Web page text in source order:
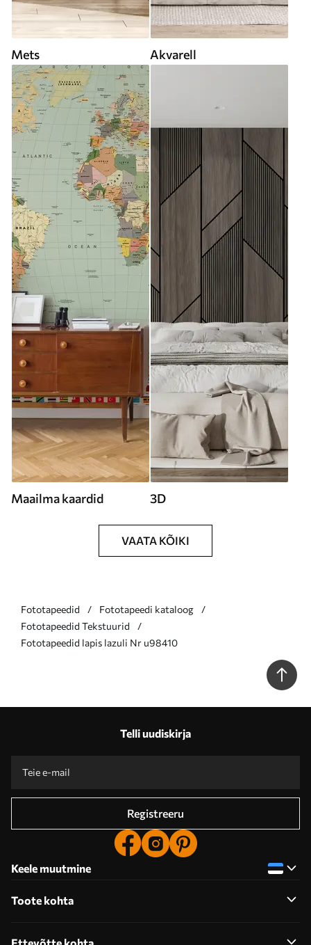
Mets Akvarell
Maailma kaardid 3D
VAATA KÕIKI
Fototapeedid
Fototapeedi kataloog
Fototapeedid Tekstuurid
Fototapeedid lapis lazuli Nr u98410
Telli uudiskirja
Registreeru
Keele muutmine
Toote kohta
Ettevõtte kohta